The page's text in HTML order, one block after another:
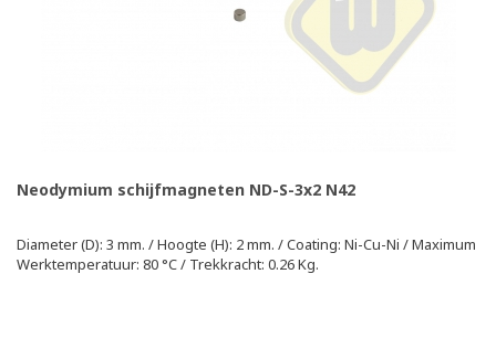
Neodymium schijfmagneten ND-S-3x2 N42
Diameter (D): 3 mm. / Hoogte (H): 2 mm. / Coating: Ni-Cu-Ni / Maximum
Werktemperatuur: 80 °C / Trekkracht: 0.26 Kg.